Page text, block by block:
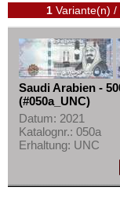
Vereinigte
Vietnam
Vietnam Süd
Kontakt
Informationen
Preislisten
Ankauf
Erhaltungsgrade
Gratisbanknoten
1 Variante(n)
Saudi Arabien -
(#050a_UNC)
Datum: 2021
Katalognr.: 050a
Erhaltung: UNC